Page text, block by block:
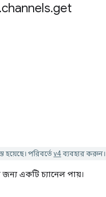
.channels.get
হয়েছে। পরিবর্তেv4ব্যবহার করুন।
একটি চ্যানেল পায়।